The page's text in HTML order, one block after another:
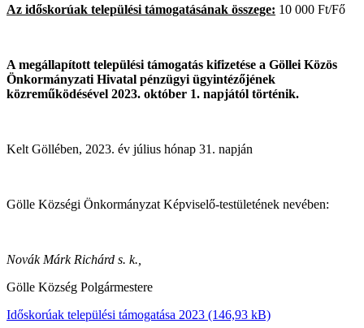
Az időskorúak települési támogatásának összege: 10 000 Ft/Fő
A megállapított települési támogatás kifizetése a Göllei Közös
Önkormányzati Hivatal pénzügyi ügyintézőjének
közreműködésével 2023. október 1. napjától történik.
Kelt Göllében, 2023. év július hónap 31. napján
Gölle Községi Önkormányzat Képviselő-testületének nevében:
Novák Márk Richárd s. k.,
Gölle Község Polgármestere
Időskorúak települési támogatása 2023